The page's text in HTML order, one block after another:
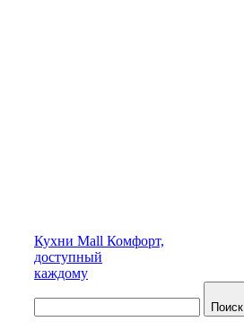
Кухни Mall Комфорт,
доступный
каждому
Поиск